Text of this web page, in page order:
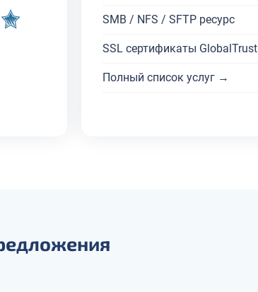
SMB / NFS / SFTP ресурс
SSL сертификаты GlobalTrust
Полный список услуг →